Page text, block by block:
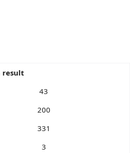
result
43
200
331
3